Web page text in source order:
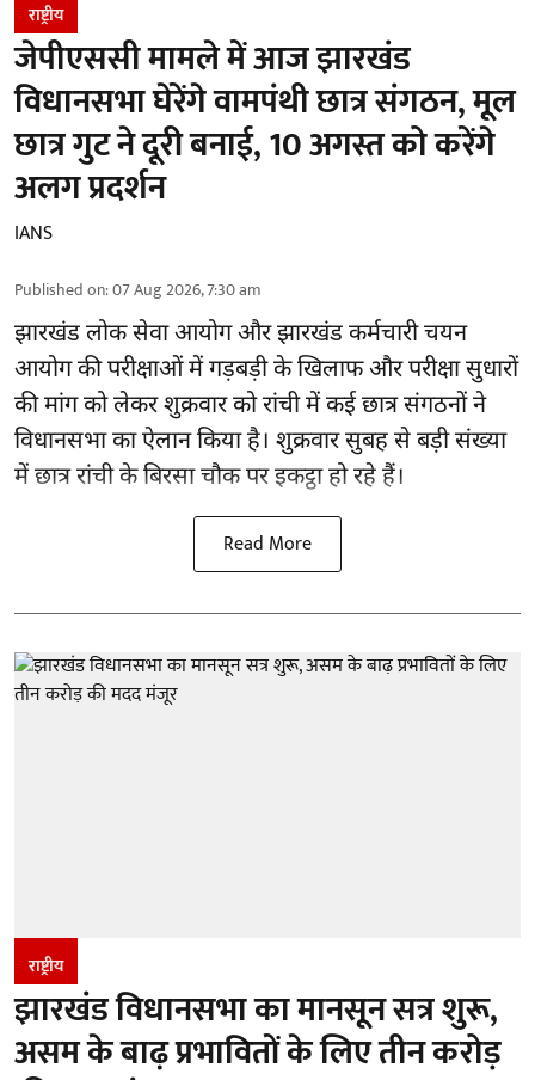
राष्ट्रीय
जेपीएससी मामले में आज झारखंड
विधानसभा घेरेंगे वामपंथी छात्र संगठन, मूल
छात्र गुट ने दूरी बनाई, 10 अगस्त को करेंगे
अलग प्रदर्शन
IANS
Published on:07 Aug 2026, 7:30 am
झारखंडलोक सेवा आयोग और झारखंड कर्मचारी चयन
आयोग की परीक्षाओं में गड़बड़ी के खिलाफ और परीक्षा सुधारों
की मांग को लेकर शुक्रवार को रांची में कई छात्र संगठनों ने
विधानसभा का ऐलान किया है। शुक्रवार सुबह से बड़ी संख्या
में छात्र रांची के बिरसा चौक पर इकट्ठा हो रहे हैं।
Read More
राष्ट्रीय
झारखंड विधानसभा का मानसून सत्र शुरू,
असम के बाढ़ प्रभावितों के लिए तीन करोड़